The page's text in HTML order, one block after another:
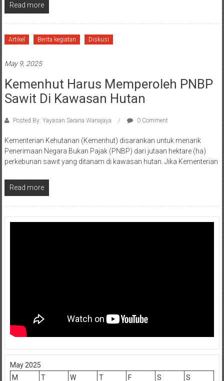
Read more
Artikel Berita kegiatan Diskusi
May 9, 2025
Kemenhut Harus Memperoleh PNBP
Sawit Di Kawasan Hutan
Posted By: Yayasan Sarana Wanajaya 0 Comment
Kementerian Kehutanan (Kemenhut) disarankan untuk menarik
Penerimaan Negara Bukan Pajak (PNBP) dari jutaan hektare (ha)
perkebunan sawit yang ditanam di kawasan hutan. Jika Kementerian
Read more
May 2025
M
T W T F S S